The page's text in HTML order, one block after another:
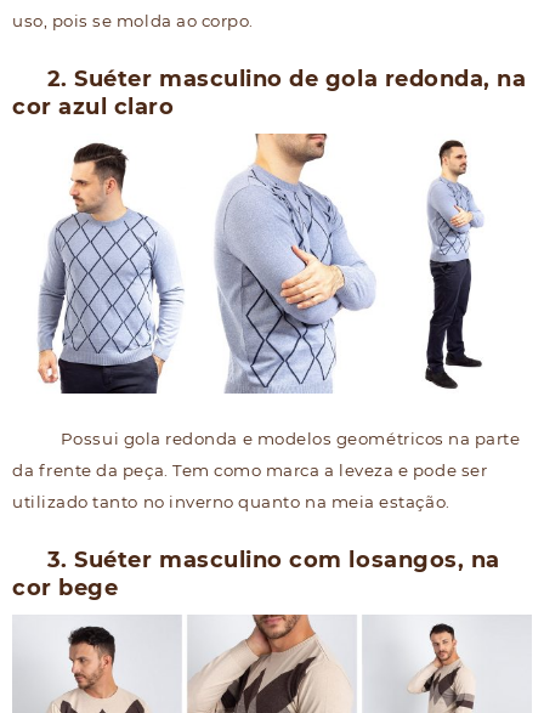
uso, pois se molda ao corpo.
2. Suéter masculino de gola redonda, na
cor azul claro
Possui gola redonda e modelos geométricos na parte
da frente da peça. Tem como marca a leveza e pode ser
utilizado tanto no inverno quanto na meia estação.
3. Suéter masculino com losangos, na
cor bege